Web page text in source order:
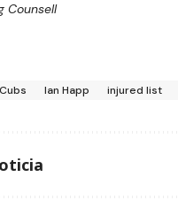
Counsell
Cubs Ian Happ injured list